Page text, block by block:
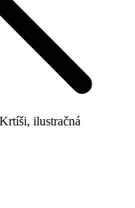
ilustračná